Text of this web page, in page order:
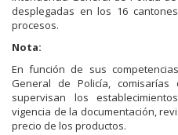
desplegadas en los 16
procesos.
Nota:
En función de sus
General de Policía,
supervisan los
vigencia de la documentación,
precio de los productos.